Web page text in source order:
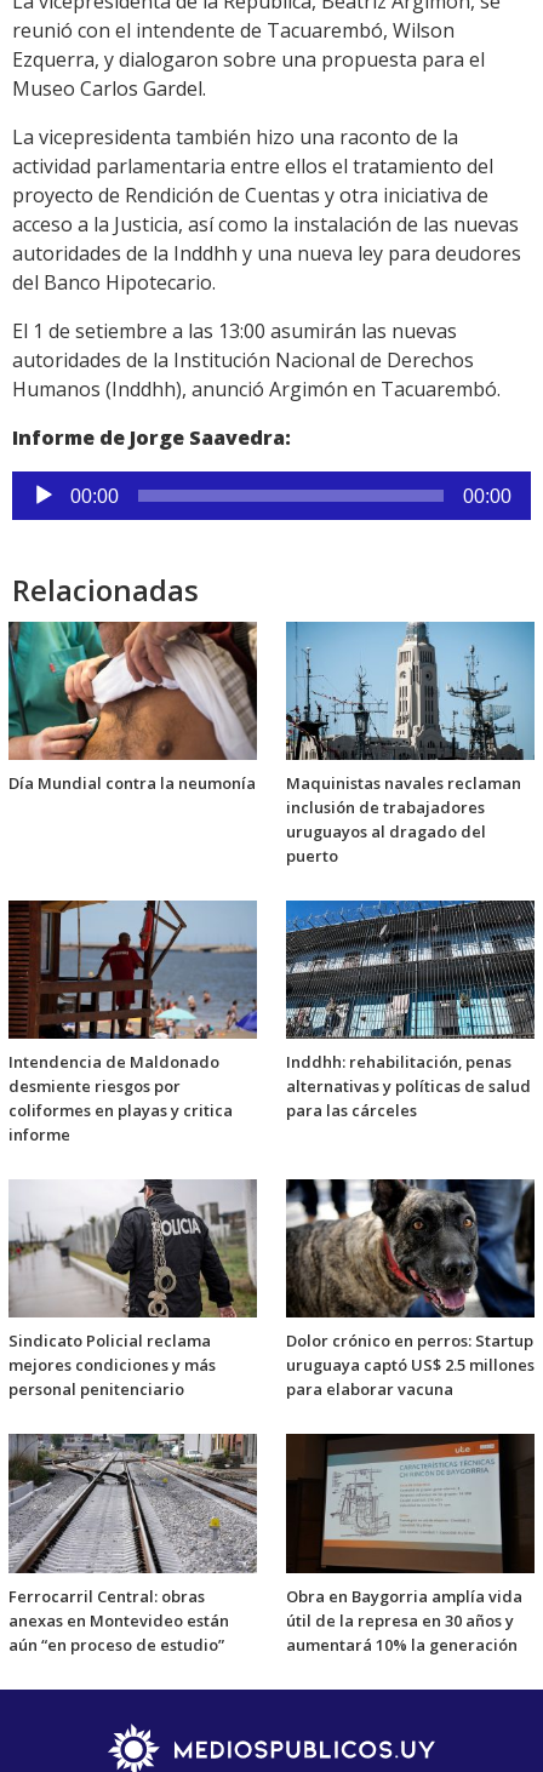
reunió con el intendente de Tacuarembó, Wilson
Ezquerra, y dialogaron sobre una propuesta para el
Museo Carlos Gardel.
La vicepresidenta también hizo una raconto de la
actividad parlamentaria entre ellos el tratamiento del
proyecto de Rendición de Cuentas y otra iniciativa de
acceso a la Justicia, así como la instalación de las nuevas
autoridades de la Inddhh y una nueva ley para deudores
del Banco Hipotecario.
El 1 de setiembre a las 13:00 asumirán las nuevas
autoridades de la Institución Nacional de Derechos
Humanos (Inddhh), anunció Argimón en Tacuarembó.
Informe de Jorge Saavedra:
Reproductor
de
00:00 00:00
Relacionadas
Día Mundial contra la neumonía
Maquinistas navales reclaman
inclusión de trabajadores
uruguayos al dragado del
puerto
Intendencia de Maldonado
desmiente riesgos por
coliformes en playas y critica
informe
Inddhh: rehabilitación, penas
alternativas y políticas de salud
para las cárceles
Sindicato Policial reclama
mejores condiciones y más
personal penitenciario
Dolor crónico en perros: Startup
uruguaya captó US$ 2.5 millones
para elaborar vacuna
Ferrocarril Central: obras
anexas en Montevideo están
aún “en proceso de estudio”
Obra en Baygorria amplía vida
útil de la represa en 30 años y
aumentará 10% la generación